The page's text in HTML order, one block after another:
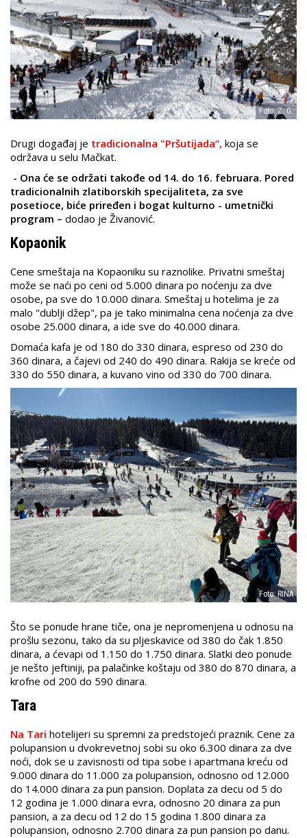
Foto: Z. G.
Drugi događaj je tradicionalna "Pršutijada“, koja se
održava u selu Mačkat.
- Ona će se održati takođe od 14. do 16. februara. Pored
tradicionalnih zlatiborskih specijaliteta, za sve
posetioce, biće priređen i bogat kulturno - umetnički
program – dodao je Živanović.
Kopaonik
Cene smeštaja na Kopaoniku su raznolike. Privatni smeštaj
može se naći po ceni od 5.000 dinara po noćenju za dve
osobe, pa sve do 10.000 dinara. Smeštaj u hotelima je za
malo "dublji džep", pa je tako minimalna cena noćenja za dve
osobe 25.000 dinara, a ide sve do 40.000 dinara.
Domaća kafa je od 180 do 330 dinara, espreso od 230 do
360 dinara, a čajevi od 240 do 490 dinara. Rakija se kreće od
330 do 550 dinara, a kuvano vino od 330 do 700 dinara.
Foto: RINA
Što se ponude hrane tiče, ona je nepromenjena u odnosu na
prošlu sezonu, tako da su pljeskavice od 380 do čak 1.850
dinara, a ćevapi od 1.150 do 1.750 dinara. Slatki deo ponude
je nešto jeftiniji, pa palačinke koštaju od 380 do 870 dinara, a
krofne od 200 do 590 dinara.
Tara
Na Tari hotelijeri su spremni za predstojeći praznik. Cene za
polupansion u dvokrevetnoj sobi su oko 6.300 dinara za dve
noći, dok se u zavisnosti od tipa sobe i apartmana kreću od
9.000 dinara do 11.000 za polupansion, odnosno od 12.000
do 14.000 dinara za pun pansion. Doplata za decu od 5 do
12 godina je 1.000 dinara evra, odnosno 20 dinara za pun
pansion, a za decu od 12 do 15 godina 1.800 dinara za
polupansion, odnosno 2.700 dinara za pun pansion po danu.